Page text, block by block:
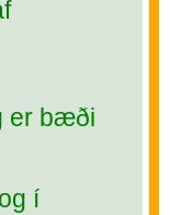
er bæði
í